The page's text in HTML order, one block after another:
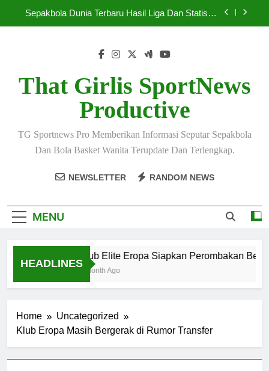
Sepakbola Dunia Terbaru Hasil Liga Dan Statistik
Klub Elite Eropa Siapkan Perombakan Besar
Sepakbola Dunia Terbaru Hasil Liga Dan Statistik
Sepakbola Terbaru 2026 Hadirkan Persaingan
Super Ketat
Pelatih Top Dunia Bahas Strategi Baru Menjelang
Mei 2026
That Girlis SportNews
Productive
TG Sportnews Pro Memberikan Informasi Seputar Sepakbola
Dan Bola Basket Wanita Terupdate Dan Terlengkap.
NEWSLETTER RANDOM NEWS
MENU
HEADLINES
Klub Elite Eropa Siapkan Perombakan Besar
1 Month Ago
Home
Uncategorized
Klub Eropa Masih Bergerak di Rumor Transfer